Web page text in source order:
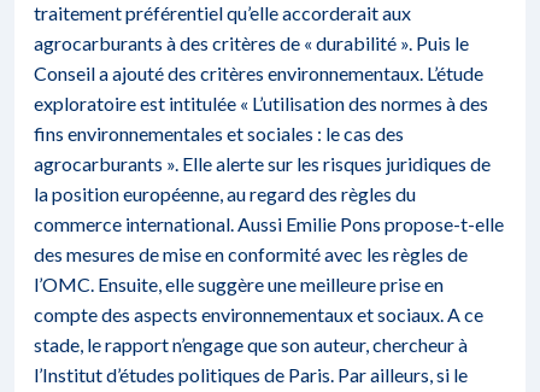
traitement préférentiel qu’elle accorderait aux
agrocarburants à des critères de « durabilité ». Puis le
Conseil a ajouté des critères environnementaux. L’étude
exploratoire est intitulée « L’utilisation des normes à des
fins environnementales et sociales : le cas des
agrocarburants ». Elle alerte sur les risques juridiques de
la position européenne, au regard des règles du
commerce international. Aussi Emilie Pons propose-t-elle
des mesures de mise en conformité avec les règles de
l’OMC. Ensuite, elle suggère une meilleure prise en
compte des aspects environnementaux et sociaux. A ce
stade, le rapport n’engage que son auteur, chercheur à
l’Institut d’études politiques de Paris. Par ailleurs, si le